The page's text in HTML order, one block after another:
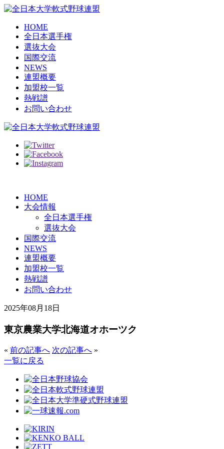
HOME
全日本選手権
選抜大会
国際交流
NEWS
連盟概要
加盟校一覧
熱戦譜
お問い合わせ
HOME
大会情報
全日本選手権
選抜大会
国際交流
NEWS
連盟概要
加盟校一覧
熱戦譜
お問い合わせ
2025年08月18日
東京農業大学北海道オホーツク
« 前の記事へ 次の記事へ »
一覧に戻る